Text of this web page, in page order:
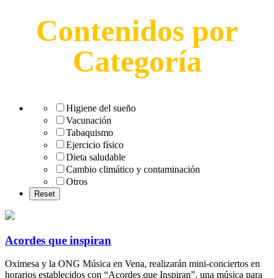
Contenidos por
Categoría
Higiene del sueño
Vacunación
Tabaquismo
Ejercicio físico
Dieta saludable
Cambio climático y contaminación
Otros
Acordes que inspiran
Oximesa y la ONG Música en Vena, realizarán mini-conciertos en
horarios establecidos con “Acordes que Inspiran”, una música para